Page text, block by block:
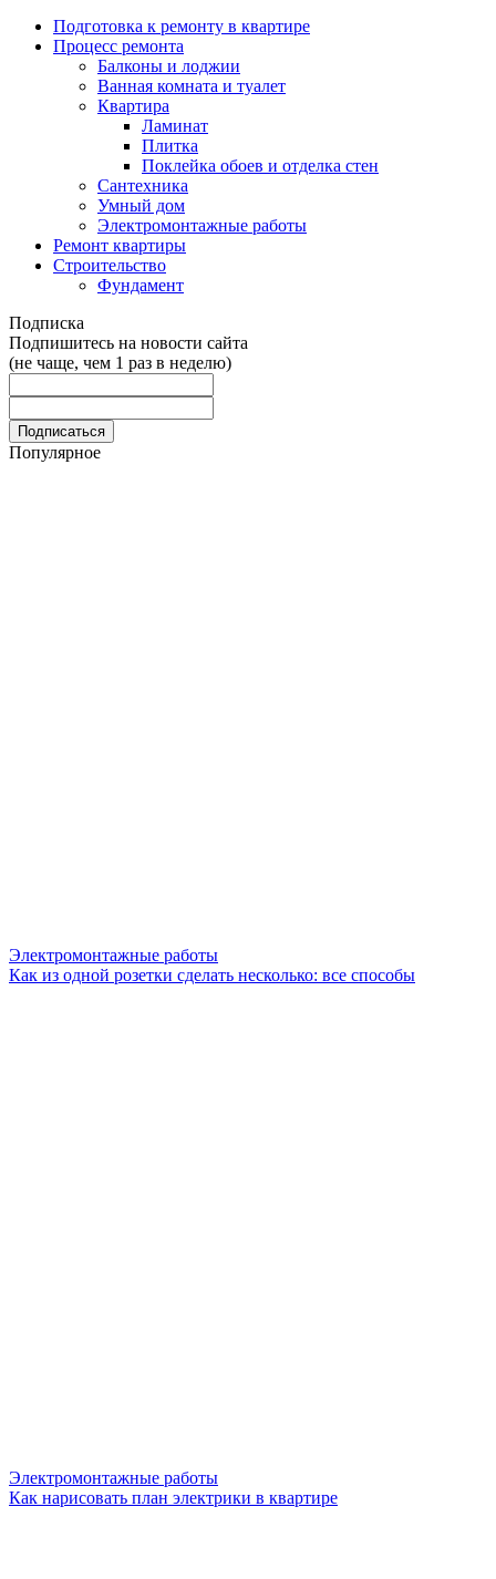
Подготовка к ремонту в квартире
Процесс ремонта
Балконы и лоджии
Ванная комната и туалет
Квартира
Ламинат
Плитка
Поклейка обоев и отделка стен
Сантехника
Умный дом
Электромонтажные работы
Ремонт квартиры
Строительство
Фундамент
Подписка
Подпишитесь на новости сайта
(не чаще, чем 1 раз в неделю)
Популярное
Электромонтажные работы
Как из одной розетки сделать несколько: все способы
Электромонтажные работы
Как нарисовать план электрики в квартире